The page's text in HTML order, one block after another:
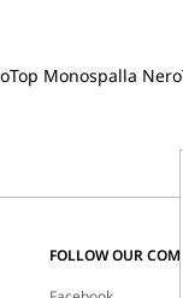
Top Monospalla Nero
FOLLOW OUR